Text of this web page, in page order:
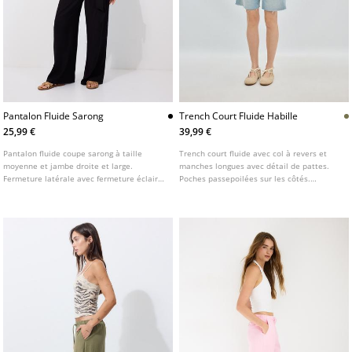
Pantalon Fluide Sarong
25,99 €
Pantalon fluide coupe sarong à taille
moyenne et jambe droite et large.
Fermeture latérale avec fermeture éclair
Trench Court Fluide Habille
39,99 €
Trench court fluide avec col à revers et
manches longues avec détail de pattes.
Poches passepoilées sur les côtés.